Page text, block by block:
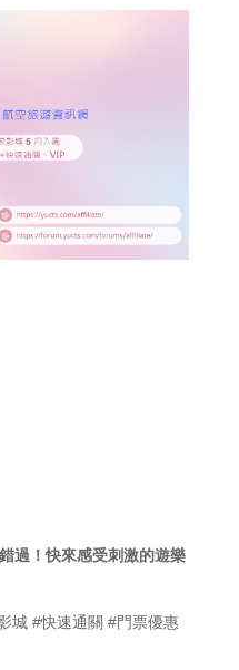
過！快來感受刺激的遊樂
城 #快速通關 #門票優惠